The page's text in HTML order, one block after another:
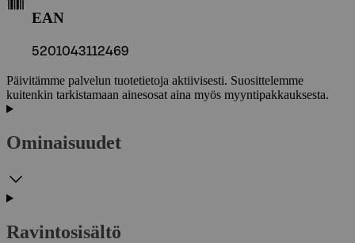
EAN
5201043112469
Päivitämme palvelun tuotetietoja aktiivisesti. Suosittelemme
kuitenkin tarkistamaan ainesosat aina myös myyntipakkauksesta.
Ominaisuudet
Ravintosisältö